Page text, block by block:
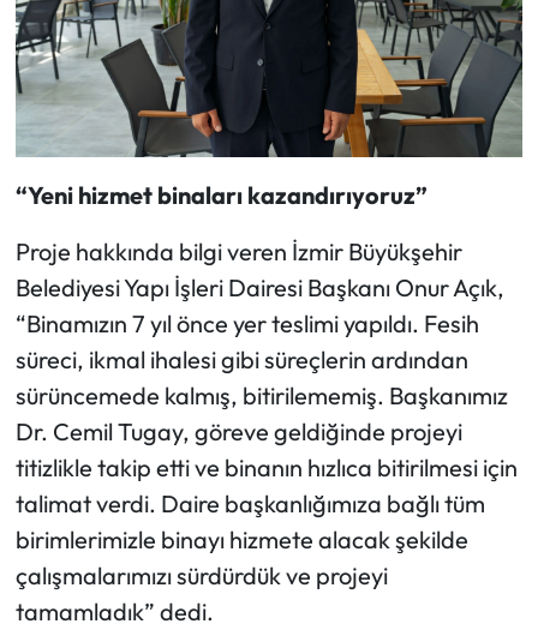
“Yeni hizmet binaları kazandırıyoruz”
Proje hakkında bilgi veren İzmir Büyükşehir
Belediyesi Yapı İşleri Dairesi Başkanı Onur Açık,
“Binamızın 7 yıl önce yer teslimi yapıldı. Fesih
süreci, ikmal ihalesi gibi süreçlerin ardından
sürüncemede kalmış, bitirilememiş. Başkanımız
Dr. Cemil Tugay, göreve geldiğinde projeyi
titizlikle takip etti ve binanın hızlıca bitirilmesi için
talimat verdi. Daire başkanlığımıza bağlı tüm
birimlerimizle binayı hizmete alacak şekilde
çalışmalarımızı sürdürdük ve projeyi
tamamladık” dedi.